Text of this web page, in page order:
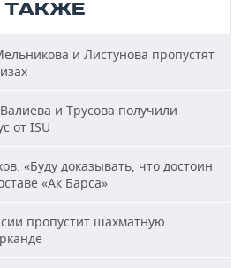
ТАКЖЕ
и Листунова пропустят
и Трусова получили
от ISU
«Буду доказывать, что достоин
«Ак Барса»
пропустит шахматную